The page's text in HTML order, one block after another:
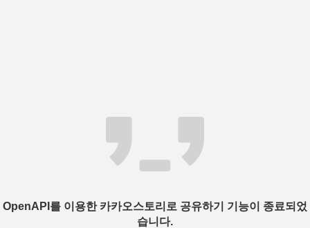
OpenAPI를 이용한 카카오스토리로 공유하기 기능이 종료되었
습니다.